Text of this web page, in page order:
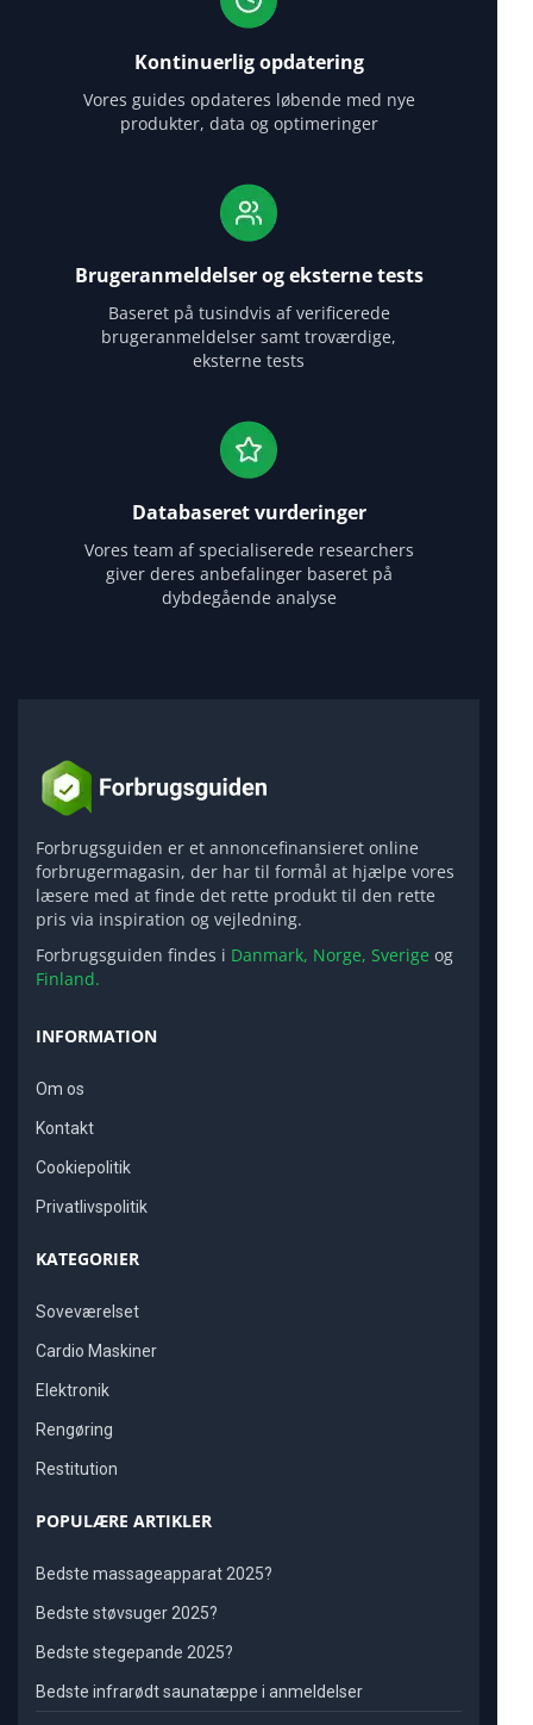
Kontinuerlig opdatering
Vores guides opdateres løbende med nye
produkter, data og optimeringer
Brugeranmeldelser og eksterne tests
Baseret på tusindvis af verificerede
brugeranmeldelser samt troværdige,
eksterne tests
Databaseret vurderinger
Vores team af specialiserede researchers
giver deres anbefalinger baseret på
dybdegående analyse
Forbrugsguiden er et annoncefinansieret online
forbrugermagasin, der har til formål at hjælpe vores
læsere med at finde det rette produkt til den rette
pris via inspiration og vejledning.
Forbrugsguiden findes i Danmark, Norge, Sverige og
Finland.
INFORMATION
Om os
Kontakt
Cookiepolitik
Privatlivspolitik
KATEGORIER
Soveværelset
Cardio Maskiner
Elektronik
Rengøring
Restitution
POPULÆRE ARTIKLER
Bedste massageapparat 2025?
Bedste støvsuger 2025?
Bedste stegepande 2025?
Bedste infrarødt saunatæppe i anmeldelser